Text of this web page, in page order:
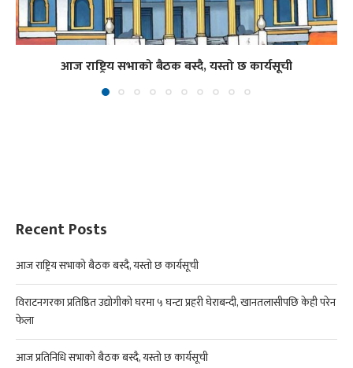
आज राष्ट्रिय सभाको बैठक बस्दै, यस्तो छ कार्यसूची
Recent Posts
आज राष्ट्रिय सभाको बैठक बस्दै, यस्तो छ कार्यसूची
विराटनगरका प्रतिष्ठित उद्योगीको घरमा ५ घन्टा प्रहरी घेराबन्दी, खानतलासीपछि केही परेन
फेला
आज प्रतिनिधि सभाको बैठक बस्दै, यस्तो छ कार्यसूची